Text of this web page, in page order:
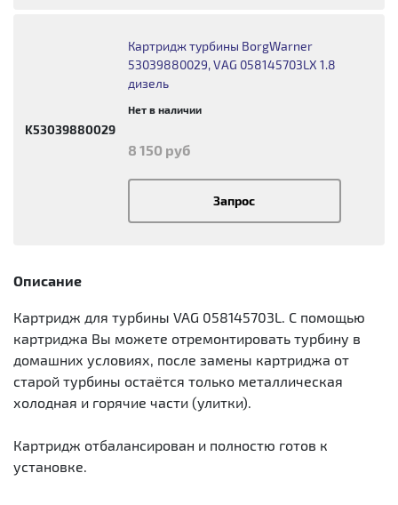
K53039880029
Картридж турбины BorgWarner
53039880029, VAG 058145703LX 1.8
дизель
Нет в наличии
8 150 руб
Запрос
Описание
Картридж для турбины VAG 058145703L. С помощью
картриджа Вы можете отремонтировать турбину в
домашних условиях, после замены картриджа от
старой турбины остаётся только металлическая
холодная и горячие части (улитки).
Картридж отбалансирован и полностю готов к
установке.